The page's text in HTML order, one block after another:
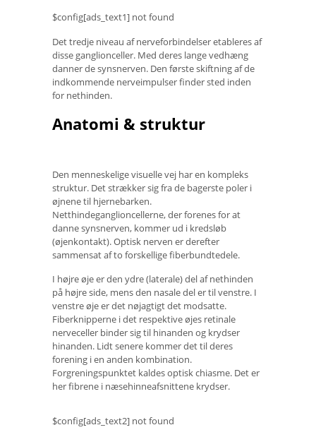
$config[ads_text1] not found
Det tredje niveau af nerveforbindelser etableres af
disse ganglionceller. Med deres lange vedhæng
danner de synsnerven. Den første skiftning af de
indkommende nerveimpulser finder sted inden
for nethinden.
Anatomi & struktur
Den menneskelige visuelle vej har en kompleks
struktur. Det strækker sig fra de bagerste poler i
øjnene til hjernebarken.
Netthindeganglioncellerne, der forenes for at
danne synsnerven, kommer ud i kredsløb
(øjenkontakt). Optisk nerven er derefter
sammensat af to forskellige fiberbundtedele.
I højre øje er den ydre (laterale) del af nethinden
på højre side, mens den nasale del er til venstre. I
venstre øje er det nøjagtigt det modsatte.
Fiberknipperne i det respektive øjes retinale
nerveceller binder sig til hinanden og krydser
hinanden. Lidt senere kommer det til deres
forening i en anden kombination.
Forgreningspunktet kaldes optisk chiasme. Det er
her fibrene i næsehinneafsnittene krydser.
$config[ads_text2] not found